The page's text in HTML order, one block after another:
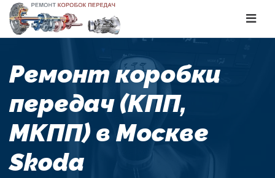
Toggle
Ремонт коробки
передач (КПП,
МКПП) в Москве
Skoda